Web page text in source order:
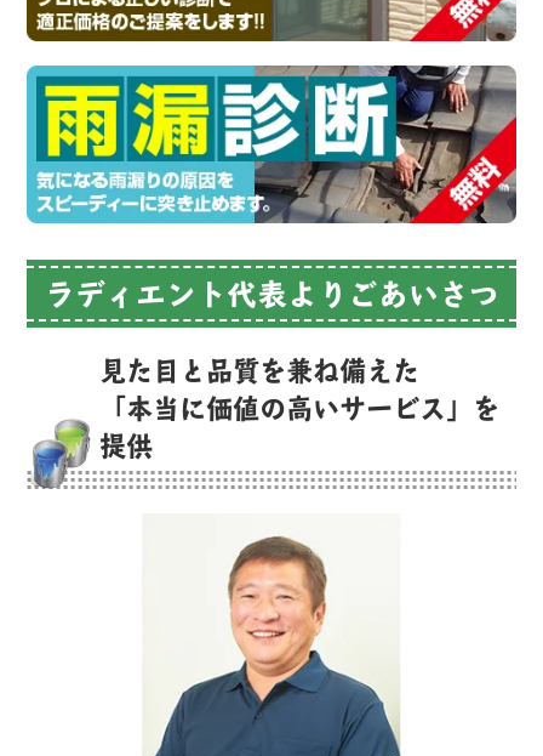
ラディエント代表よりごあいさつ
見た目と品質を兼ね備えた
「本当に価値の高いサービス」を
提供